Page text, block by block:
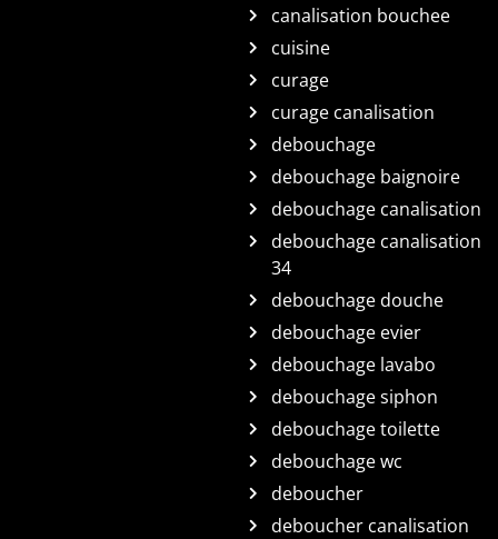
canalisation bouchee
cuisine
curage
curage canalisation
debouchage
debouchage baignoire
debouchage canalisation
debouchage canalisation
34
debouchage douche
debouchage evier
debouchage lavabo
debouchage siphon
debouchage toilette
debouchage wc
deboucher
deboucher canalisation